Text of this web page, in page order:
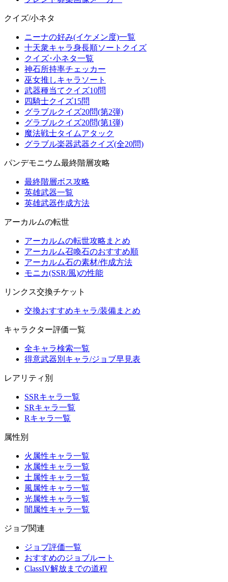
クイズ/小ネタ
ニーナの好み(イケメン度)一覧
十天衆キャラ身長順ソートクイズ
クイズ･小ネタ一覧
神石所持率チェッカー
巫女推しキャラソート
武器種当てクイズ10問
四騎士クイズ15問
グラブルクイズ20問(第2弾)
グラブルクイズ20問(第1弾)
魔法戦士タイムアタック
グラブル楽器武器クイズ(全20問)
パンデモニウム最終階層攻略
最終階層ボス攻略
英雄武器一覧
英雄武器作成方法
アーカルムの転世
アーカルムの転世攻略まとめ
アーカルム召喚石のおすすめ順
アーカルム石の素材/作成方法
モニカ(SSR/風)の性能
リンクス交換チケット
交換おすすめキャラ/装備まとめ
キャラクター評価一覧
全キャラ検索一覧
得意武器別キャラ/ジョブ早見表
レアリティ別
SSRキャラ一覧
SRキャラ一覧
Rキャラ一覧
属性別
火属性キャラ一覧
水属性キャラ一覧
土属性キャラ一覧
風属性キャラ一覧
光属性キャラ一覧
闇属性キャラ一覧
ジョブ関連
ジョブ評価一覧
おすすめのジョブルート
ClassIV解放までの道程